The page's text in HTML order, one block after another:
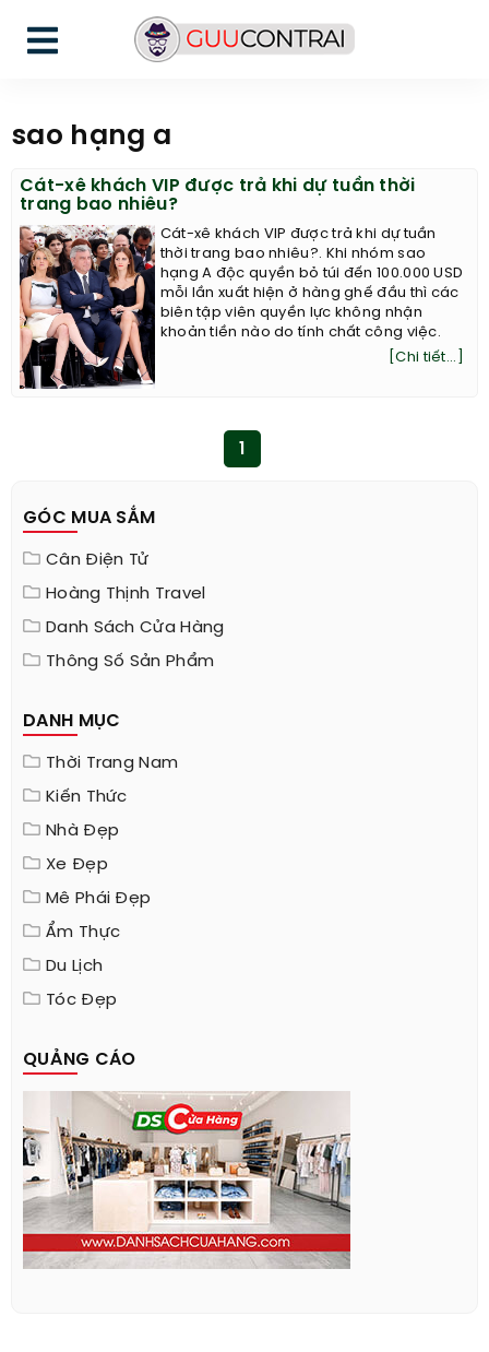
sao hạng a
Cát-xê khách VIP được trả khi dự tuần thời
trang bao nhiêu?
Cát-xê khách VIP được trả khi dự tuần
thời trang bao nhiêu?. Khi nhóm sao
hạng A độc quyền bỏ túi đến 100.000 USD
mỗi lần xuất hiện ở hàng ghế đầu thì các
biên tập viên quyền lực không nhận
khoản tiền nào do tính chất công việc.
[Chi tiết...]
GÓC MUA SẮM
Cân Điện Tử
Hoàng Thịnh Travel
Danh Sách Cửa Hàng
Thông Số Sản Phẩm
DANH MỤC
Thời Trang Nam
Kiến Thức
Nhà Đẹp
Xe Đẹp
Mê Phái Đẹp
Ẩm Thực
Du Lịch
Tóc Đẹp
QUẢNG CÁO